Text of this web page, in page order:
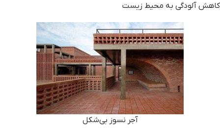
کاهش آلودگی به محیط زیست
آجر نسوز بی‌شکل